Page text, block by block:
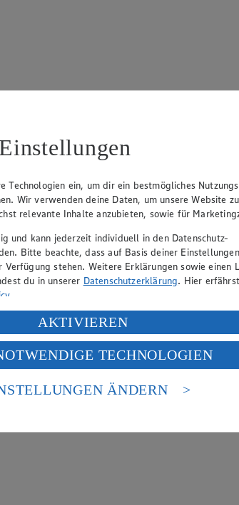
Technologien ein, um dir ein bestmögliches
Wir verwenden deine Daten, um unsere Website zu
relevante Inhalte anzubieten, sowie für
und kann jederzeit individuell in den Datenschutz-
Bitte beachte, dass auf Basis deiner
stehen. Weitere Erklärungen sowie einen
du in unserer Datenschutzerklärung. Hier
.
Daten in den USA durch Facebook und
willigst du im Sinne des Art. 49 Abs. 1 Satz 1 lit.
verarbeitet werden. Der EuGH sieht die USA als
nicht angemessenen Datenschutzniveau an. Es
amerikanische Behörden.
AKTIVIEREN
TECHNOLOGIEN
ÄNDERN